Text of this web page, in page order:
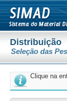
Distribuição
Seleção das
Clique na